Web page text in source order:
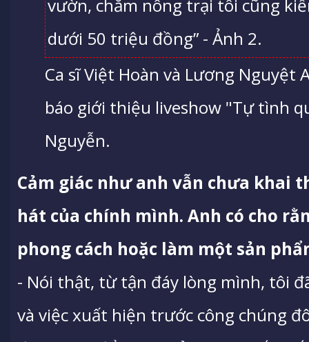
Ca sĩ Việt Hoàn và Lương Nguyệt
báo giới thiệu liveshow "Tự tình
Nguyễn.
Cảm giác như anh vẫn chưa khai
hát của chính mình. Anh có cho
phong cách hoặc làm một sản
- Nói thật, từ tận đáy lòng mình, tôi
và việc xuất hiện trước công chúng